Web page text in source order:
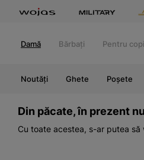
Damă Bărbați Pentru
Noutăți Ghete Poșete
Din păcate, în prezent
Cu toate acestea, s-ar putea